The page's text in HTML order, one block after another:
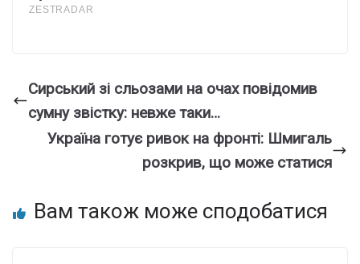
Сирський зі сльозами на очах повідомив
сумну звістку: невже таки…
Україна готує ривок на фронті: Шмигаль
розкрив, що може статися
Вам також може сподобатися